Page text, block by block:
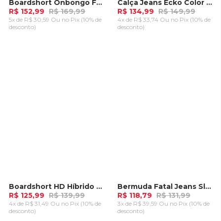
-10%Boardshort Onbongo Fame Azul Marinho
R$ 152,99 R$ 169,99
5x de R$ 30,59 Ou no Pix (10% de
desconto)
-10%Calça Jeans Ecko Color Slim Vinho
R$ 134,99 R$ 149,99
4x de R$ 33,74 Ou no Pix (10% de
desconto)
-10%Boardshort HD Híbrido Cinza Claro
R$ 125,99 R$ 139,99
4x de R$ 31,49 Ou no Pix (10% de
desconto)
-10%Bermuda Fatal Jeans Slim Azul
R$ 118,79 R$ 131,99
3x de R$ 39,59 Ou no Pix (10% de
desconto)